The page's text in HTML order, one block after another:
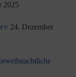
2025
24. Dezember